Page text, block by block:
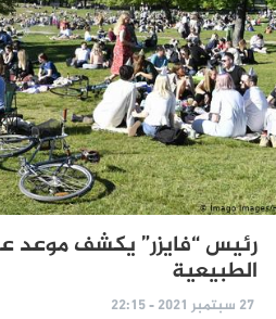
رئيس “فايزر” يكشف موعد
الطبيعية
27 سبتمبر 2021 - 22:15